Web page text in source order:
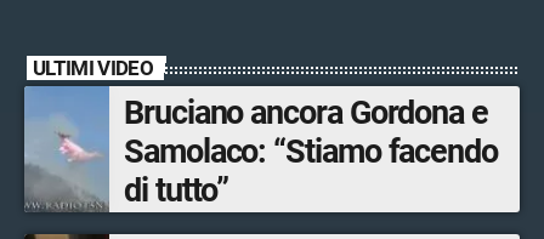
ULTIMI VIDEO
Bruciano ancora Gordona e
Samolaco: “Stiamo facendo
di tutto”